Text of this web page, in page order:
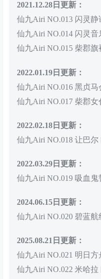
2021.12.28日更新：
仙九Airi NO.013 闪灵静
仙九Airi NO.014 闪灵音
仙九Airi NO.015 柴郡旗
2022.01.19日更新：
仙九Airi NO.016 黑贞马
仙九Airi NO.017 柴郡女
2022.02.18日更新：
仙九Airi NO.018 让巴尔
2022.03.29日更新：
仙九Airi NO.019 吸血鬼
2024.06.15日更新：
仙九Airi NO.020 碧蓝航
2025.08.21日更新：
仙九Airi NO.021 明日方
仙九Airi NO.022 米哈拉